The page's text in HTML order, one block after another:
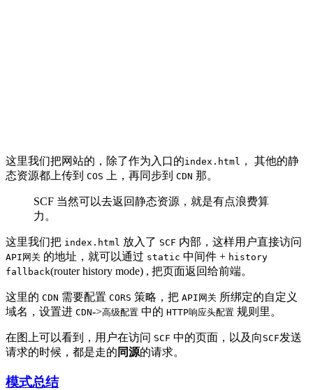
这里我们把网站的，除了作为入口的index.html ， 其他的静
态资源都上传到 COS 上，再同步到 CDN 那。
SCF 当然可以去返回静态资源，就是有点浪费算
力。
这里我们把 index.html 放入了 SCF 内部，这样用户直接访问
API网关 的地址，就可以通过 static 中间件 + history
fallback(router history mode) , 把页面返回给前端。
这里的 CDN 需要配置 CORS 策略，把 API网关 所绑定的自定义
域名，设置进 CDN->高级配置 中的 HTTP响应头配置 规则里。
在图上可以看到，用户在访问 SCF 中的页面，以及向 SCF发送
请求的时候，都是走的 同源的请求。
模式总结